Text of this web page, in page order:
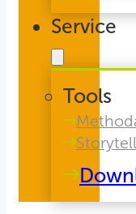
Service
Tools